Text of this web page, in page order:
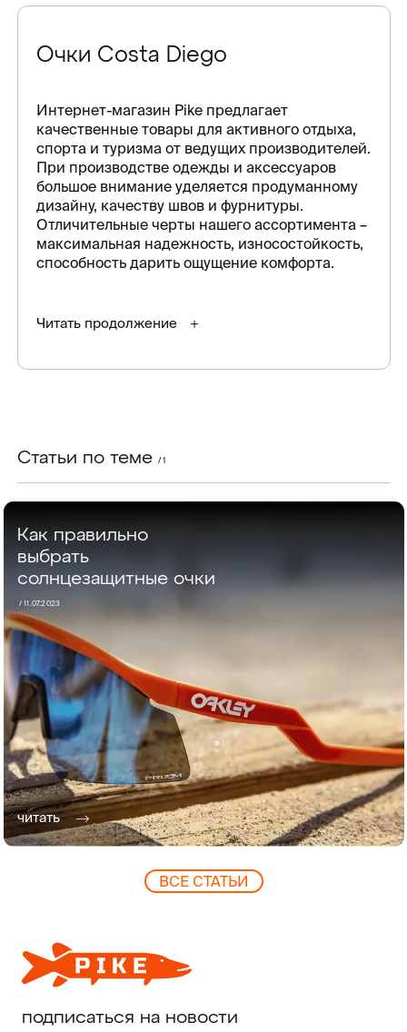
Очки Costa Diego
Интернет-магазин Pike предлагает
качественные товары для активного отдыха,
спорта и туризма от ведущих производителей.
При производстве одежды и аксессуаров
большое внимание уделяется продуманному
дизайну, качеству швов и фурнитуры.
Отличительные черты нашего ассортимента –
максимальная надежность, износостойкость,
способность дарить ощущение комфорта.
Читать продолжение
Статьи по теме / 1
Как правильно
выбрать
солнцезащитные очки
/11.07.2023
читать
ВCЕ СТАТЬИ
подписаться на новости